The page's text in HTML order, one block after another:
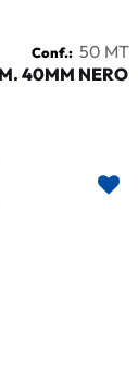
Conf.: 50 MT
40MM NERO